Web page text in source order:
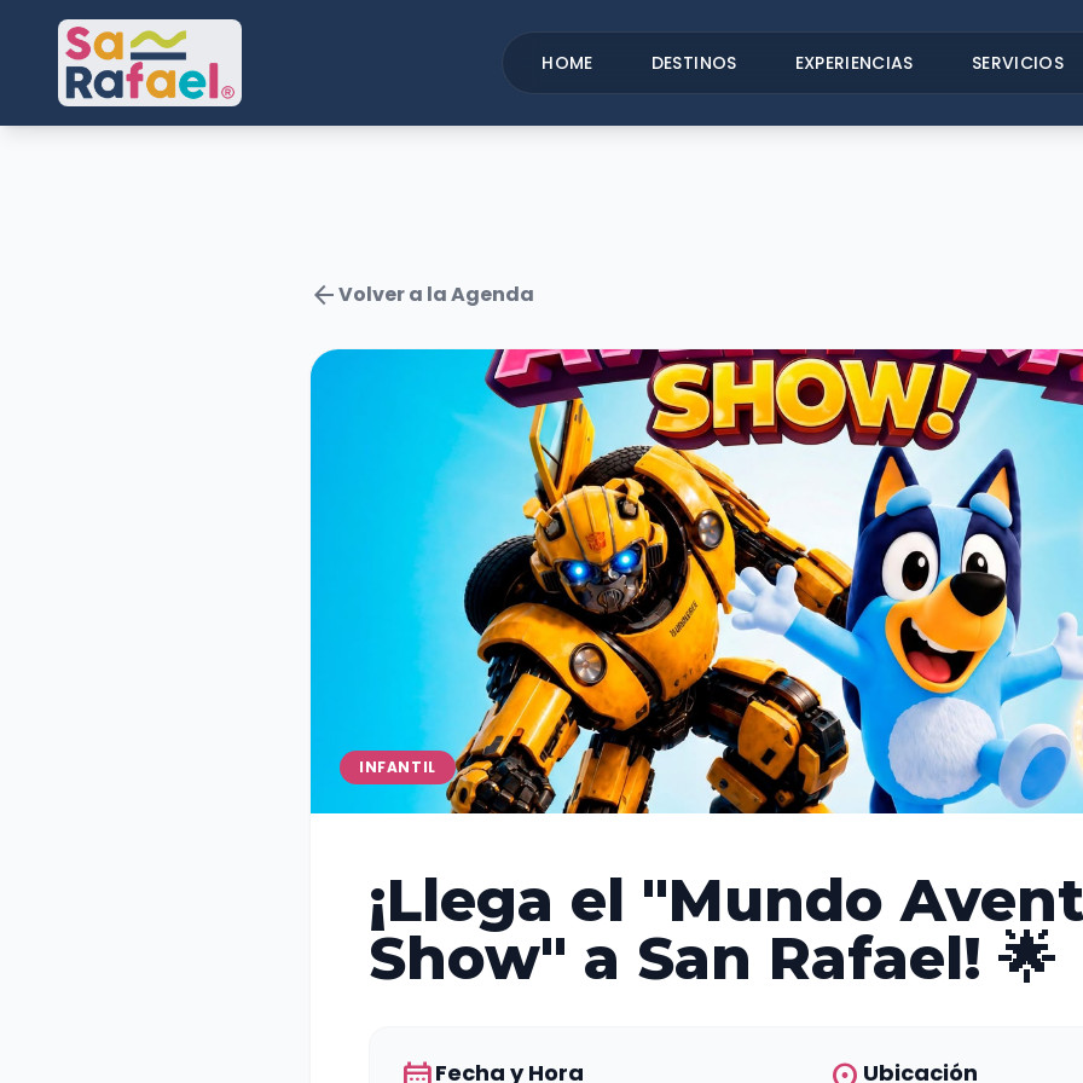
HOME DESTINOS EXPERIENCIAS SERVICIOS
arrow_backVolver a la Agenda
INFANTIL
¡Llega el "Mundo
Show" a San Rafael! 🌟
Fecha y Hora Ubicación